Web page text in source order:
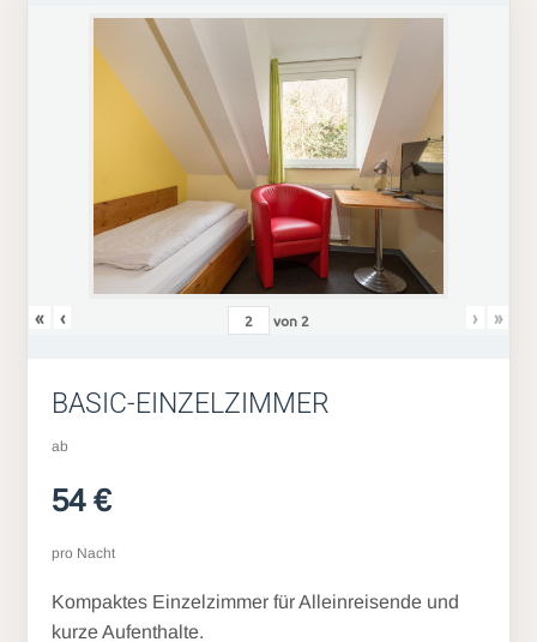
« ‹ von 2 › »
BASIC-EINZELZIMMER
ab
54 €
pro Nacht
Kompaktes Einzelzimmer für Alleinreisende und
kurze Aufenthalte.